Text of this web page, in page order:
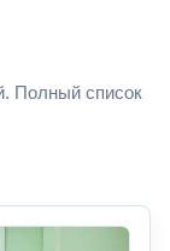
Полный список